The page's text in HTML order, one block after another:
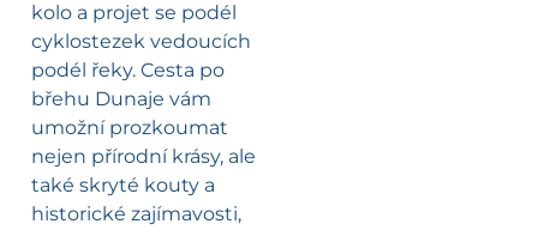
kolo a projet se podél
cyklostezek vedoucích
podél řeky. Cesta po
břehu Dunaje vám
umožní prozkoumat
nejen přírodní krásy, ale
také skryté kouty a
historické zajímavosti,